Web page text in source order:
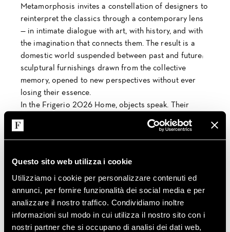
Questo sito web utilizza i cookie
Utilizziamo i cookie per personalizzare contenuti ed
annunci, per fornire funzionalità dei social media e per
analizzare il nostro traffico. Condividiamo inoltre
informazioni sul modo in cui utilizza il nostro sito con i
nostri partner che si occupano di analisi dei dati web,
Metamorphosis invites a constellation of designers to
reinterpret the classics through a contemporary lens
— in intimate dialogue with art, with history, and with
the imagination that connects them. The result is a
domestic world suspended between past and future:
sculptural furnishings drawn from the collective
memory, opened to new perspectives without ever
losing their essence.
In the Frigerio 2026 Home, objects speak. Their
language is one of encounters and continuity, of
poetic transformation and considered change.
Functionality and ornamentation do not compete —
At the heart of this project, as always, is the Frigerio
family: the guardians of a vision.
Discover the full story, watch our "Behind the project"
and see the heart of our passion.